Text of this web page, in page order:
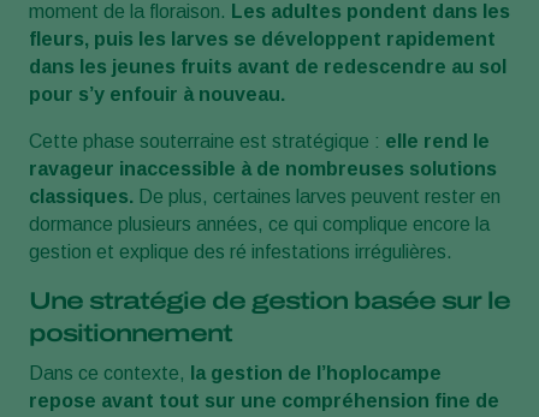
moment de la floraison. Les adultes pondent dans les
fleurs, puis les larves se développent rapidement
dans les jeunes fruits avant de redescendre au sol
pour s’y enfouir à nouveau.
Cette phase souterraine est stratégique : elle rend le
ravageur inaccessible à de nombreuses solutions
classiques. De plus, certaines larves peuvent rester en
dormance plusieurs années, ce qui complique encore la
gestion et explique des ré infestations irrégulières.
Une stratégie de gestion basée sur le
positionnement
Dans ce contexte,
la gestion de l’hoplocampe
repose avant tout sur une compréhension fine de